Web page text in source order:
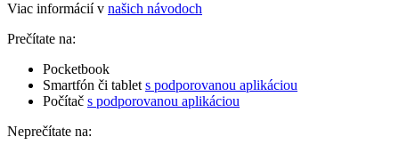
Viac informácií v našich návodoch
Prečítate na:
Pocketbook
Smartfón či tablet s podporovanou aplikáciou
Počítač s podporovanou aplikáciou
Neprečítate na: